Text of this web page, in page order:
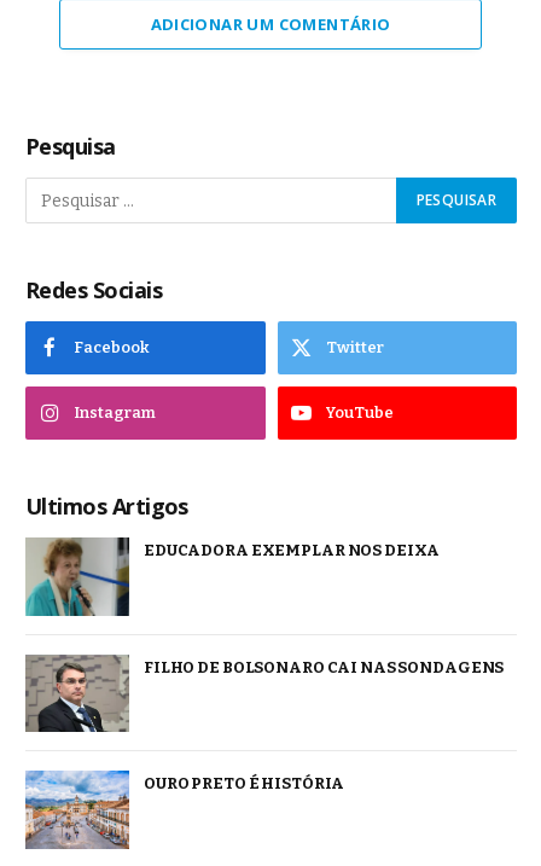
ADICIONAR UM COMENTÁRIO
Pesquisa
Redes Sociais
Facebook Twitter
Instagram YouTube
Ultimos Artigos
EDUCADORA EXEMPLAR NOS DEIXA
FILHO DE BOLSONARO CAI NAS SONDAGENS
OURO PRETO É HISTÓRIA